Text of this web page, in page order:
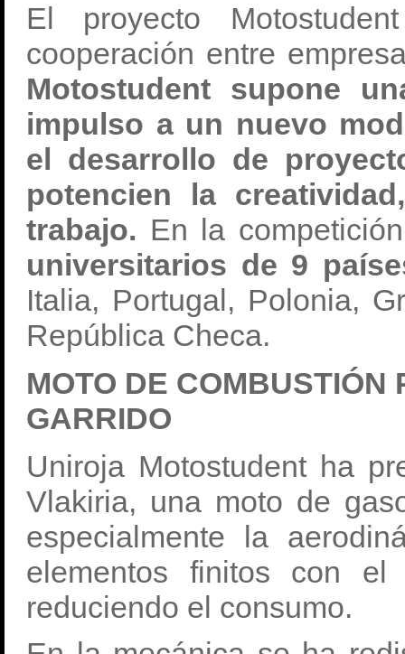
El proyecto
cooperación entre
Motostudent supone
impulso a un nuevo
el desarrollo de
potencien la
trabajo. En la
universitarios de 9
Italia, Portugal, Polonia,
República Checa.
MOTO DE COMBUSTIÓN
GARRIDO
Uniroja Motostudent ha
Vlakiria, una moto de
especialmente la
elementos finitos con
reduciendo el consumo.